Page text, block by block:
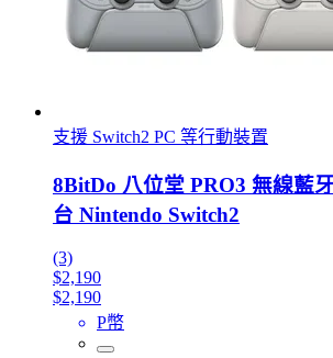
支援 Switch2 PC 等行動裝置
8BitDo 八位堂 PRO3 無線藍
台 Nintendo Switch2
(3)
$2,190
$2,190
P幣